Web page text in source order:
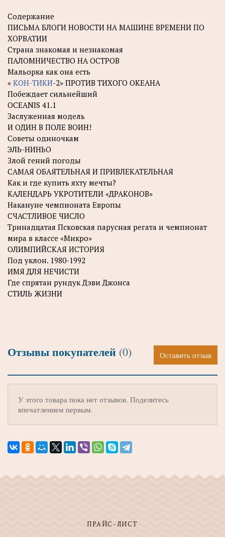
Содержание
ПИСЬМА БЛОГИ НОВОСТИ НА МАШИНЕ ВРЕМЕНИ ПО
ХОРВАТИИ
Страна знакомая и незнакомая
ПАЛОМНИЧЕСТВО НА ОСТРОВ
Мальорка как она есть
« КОН-ТИКИ-2» ПРОТИВ ТИХОГО ОКЕАНА
Побеждает сильнейший
OCEANIS 41.1
Заслуженная модель
И ОДИН В ПОЛЕ ВОИН!
Советы одиночкам
ЭЛЬ-НИНЬО
Злой гений погоды
САМАЯ ОБАЯТЕЛЬНАЯ И ПРИВЛЕКАТЕЛЬНАЯ
Как и где купить яхту мечты?
КАЛЕНДАРЬ УКРОТИТЕЛИ «ДРАКОНОВ»
Накануне чемпионата Европы
СЧАСТЛИВОЕ ЧИСЛО
Тринадцатая Псковская парусная регата и чемпионат
мира в классе «Микро»
ОЛИМПИЙСКАЯ ИСТОРИЯ
Под уклон. 1980-1992
ИМЯ ДЛЯ НЕЧИСТИ
Где спрятан рундук Дэви Джонса
СТИЛЬ ЖИЗНИ
Отзывы покупателей (0) Оставить отзыв
У этого товара пока нет отзывов. Поделитесь
впечатлением первым.
ПРАЙС-ЛИСТ